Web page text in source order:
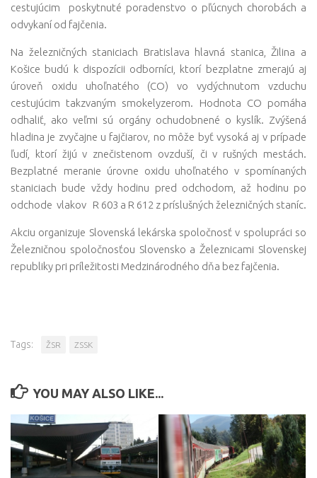
cestujúcim poskytnuté poradenstvo o pľúcnych chorobách a
odvykaní od fajčenia.
Na železničných staniciach Bratislava hlavná stanica, Žilina a
Košice budú k dispozícii odborníci, ktorí bezplatne zmerajú aj
úroveň oxidu uhoľnatého (CO) vo vydýchnutom vzduchu
cestujúcim takzvaným smokelyzerom. Hodnota CO pomáha
odhaliť, ako veľmi sú orgány ochudobnené o kyslík. Zvýšená
hladina je zvyčajne u fajčiarov, no môže byť vysoká aj v prípade
ľudí, ktorí žijú v znečistenom ovzduší, či v rušných mestách.
Bezplatné meranie úrovne oxidu uhoľnatého v spomínaných
staniciach bude vždy hodinu pred odchodom, až hodinu po
odchode vlakov R 603 a R 612 z príslušných železničných staníc.
Akciu organizuje Slovenská lekárska spoločnosť v spolupráci so
Železničnou spoločnosťou Slovensko a Železnicami Slovenskej
republiky pri príležitosti Medzinárodného dňa bez fajčenia.
Tags: ŽSR ZSSK
YOU MAY ALSO LIKE...